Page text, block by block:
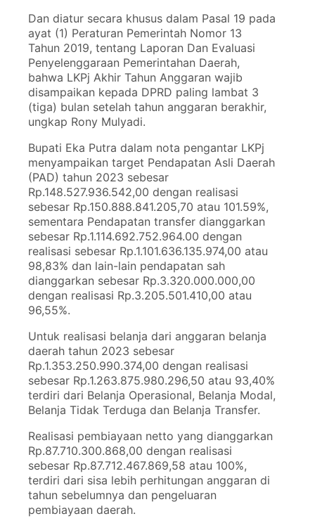
Dan diatur secara khusus dalam Pasal 19 pada
ayat (1) Peraturan Pemerintah Nomor 13
Tahun 2019, tentang Laporan Dan Evaluasi
Penyelenggaraan Pemerintahan Daerah,
bahwa LKPj Akhir Tahun Anggaran wajib
disampaikan kepada DPRD paling lambat 3
(tiga) bulan setelah tahun anggaran berakhir,
ungkap Rony Mulyadi.
Bupati Eka Putra dalam nota pengantar LKPj
menyampaikan target Pendapatan Asli Daerah
(PAD) tahun 2023 sebesar
Rp.148.527.936.542,00 dengan realisasi
sebesar Rp.150.888.841.205,70 atau 101.59%,
sementara Pendapatan transfer dianggarkan
sebesar Rp.1.114.692.752.964.00 dengan
realisasi sebesar Rp.1.101.636.135.974,00 atau
98,83% dan lain-lain pendapatan sah
dianggarkan sebesar Rp.3.320.000.000,00
dengan realisasi Rp.3.205.501.410,00 atau
96,55%.
Untuk realisasi belanja dari anggaran belanja
daerah tahun 2023 sebesar
Rp.1.353.250.990.374,00 dengan realisasi
sebesar Rp.1.263.875.980.296,50 atau 93,40%
terdiri dari Belanja Operasional, Belanja Modal,
Belanja Tidak Terduga dan Belanja Transfer.
Realisasi pembiayaan netto yang dianggarkan
Rp.87.710.300.868,00 dengan realisasi
sebesar Rp.87.712.467.869,58 atau 100%,
terdiri dari sisa lebih perhitungan anggaran di
tahun sebelumnya dan pengeluaran
pembiayaan daerah.